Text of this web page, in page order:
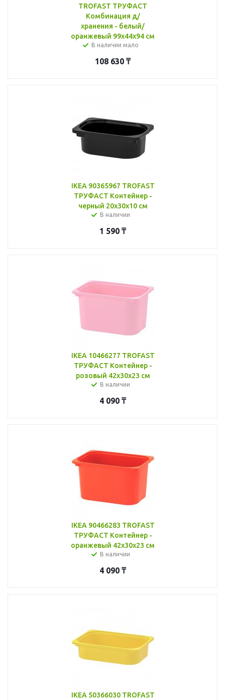
TROFAST ТРУФАСТ
Комбинация д/
хранения - белый/
оранжевый 99x44x94 см
В наличии мало
108 630 ₸
IKEA 90365967 TROFAST
ТРУФАСТ Контейнер -
черный 20x30x10 см
В наличии
1 590 ₸
IKEA 10466277 TROFAST
ТРУФАСТ Контейнер -
розовый 42x30x23 см
В наличии
4 090 ₸
IKEA 90466283 TROFAST
ТРУФАСТ Контейнер -
оранжевый 42x30x23 см
В наличии
4 090 ₸
IKEA 50366030 TROFAST